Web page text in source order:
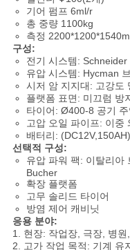
개
인
정
보
보
호
정
책
기어 펌프 6ml/r
총 중량 1100kg
측정
구성:
전기 시스템:
유압 시스템: Hycman
시저 암 지지대: 고강도
플랫폼 표면: 미끄럼 방
타이어: Ø400-8 공기 주
고압 오일 파이프: 이중
배터리:
선택적 구성:
유압 파워 팩: 이탈리아
Bucher
확장 플랫폼
고무 솔리드 타이어
방염 제어 캐비닛
응용 분야:
1. 현장: 작업장, 극장, 병
2. 고가 작업 목적: 기계 유